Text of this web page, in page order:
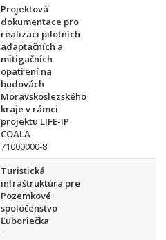
Projektová
dokumentace pro
realizaci pilotních
adaptačních a
mitigačních
opatření na
budovách
Moravskoslezského
kraje v rámci
projektu LIFE-IP
COALA
71000000-8
Turistická
infraštruktúra pre
Pozemkové
spoločenstvo
Ľuboriečka
-